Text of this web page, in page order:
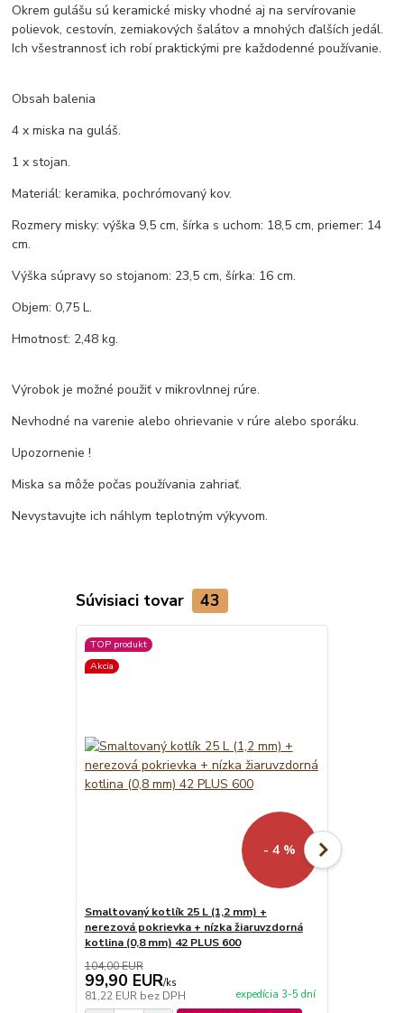
Okrem gulášu sú keramické misky vhodné aj na servírovanie
polievok, cestovín, zemiakových šalátov a mnohých ďalších jedál.
Ich všestrannosť ich robí praktickými pre každodenné používanie.
Obsah balenia
4 x miska na guláš.
1 x stojan.
Materiál: keramika, pochrómovaný kov.
Rozmery misky: výška 9,5 cm, šírka s uchom: 18,5 cm, priemer: 14
cm.
Výška súpravy so stojanom: 23,5 cm, šírka: 16 cm.
Objem: 0,75 L.
Hmotnosť: 2,48 kg.
Výrobok je možné použiť v mikrovlnnej rúre.
Nevhodné na varenie alebo ohrievanie v rúre alebo sporáku.
Upozornenie !
Miska sa môže počas používania zahriať.
Nevystavujte ich náhlym teplotným výkyvom.
Súvisiaci tovar 43
TOP produkt
Akcia
- 4 %
Smaltovaný kotlík 25 L (1,2 mm) +
nerezová pokrievka + nízka žiaruvzdorná
kotlina (0,8 mm) 42 PLUS 600
104,00 EUR
99,90 EUR/ks
81,22 EUR bez DPH expedícia 3-5 dní